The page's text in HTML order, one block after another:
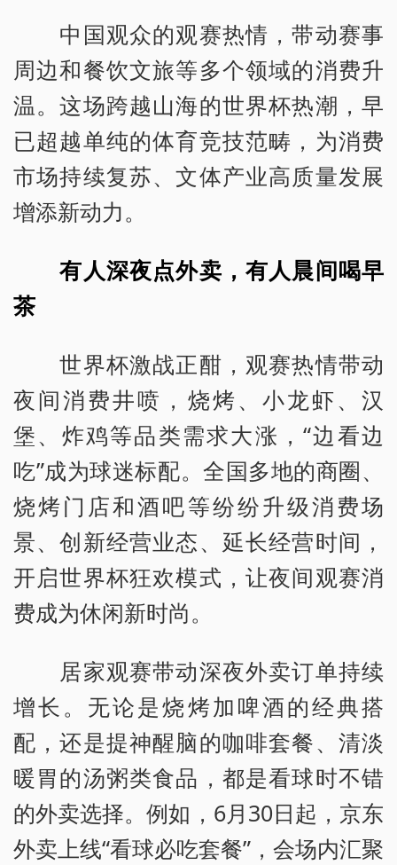
中国观众的观赛热情，带动赛事
周边和餐饮文旅等多个领域的消费升
温。这场跨越山海的世界杯热潮，早
已超越单纯的体育竞技范畴，为消费
市场持续复苏、文体产业高质量发展
增添新动力。
有人深夜点外卖，有人晨间喝早
茶
世界杯激战正酣，观赛热情带动
夜间消费井喷，烧烤、小龙虾、汉
堡、炸鸡等品类需求大涨，“边看边
吃”成为球迷标配。全国多地的商圈、
烧烤门店和酒吧等纷纷升级消费场
景、创新经营业态、延长经营时间，
开启世界杯狂欢模式，让夜间观赛消
费成为休闲新时尚。
居家观赛带动深夜外卖订单持续
增长。无论是烧烤加啤酒的经典搭
配，还是提神醒脑的咖啡套餐、清淡
暖胃的汤粥类食品，都是看球时不错
的外卖选择。例如，6月30日起，京东
外卖上线“看球必吃套餐”，会场内汇聚